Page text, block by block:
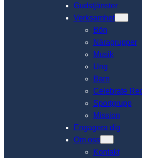
Gudstjänster
Verksamhet
Bön
Näragrupper
Musik
Ung
Barn
Celebrate
Sportgrupp
Mission
Engagera dig
Om oss
Kontakt